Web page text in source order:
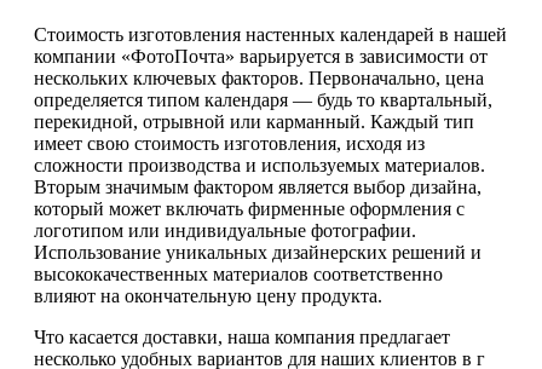
Стоимость изготовления настенных календарей в нашей
компании «ФотоПочта» варьируется в зависимости от
нескольких ключевых факторов. Первоначально, цена
определяется типом календаря — будь то квартальный,
перекидной, отрывной или карманный. Каждый тип
имеет свою стоимость изготовления, исходя из
сложности производства и используемых материалов.
Вторым значимым фактором является выбор дизайна,
который может включать фирменные оформления с
логотипом или индивидуальные фотографии.
Использование уникальных дизайнерских решений и
высококачественных материалов соответственно
влияют на окончательную цену продукта.
Что касается доставки, наша компания предлагает
несколько удобных вариантов для наших клиентов в г